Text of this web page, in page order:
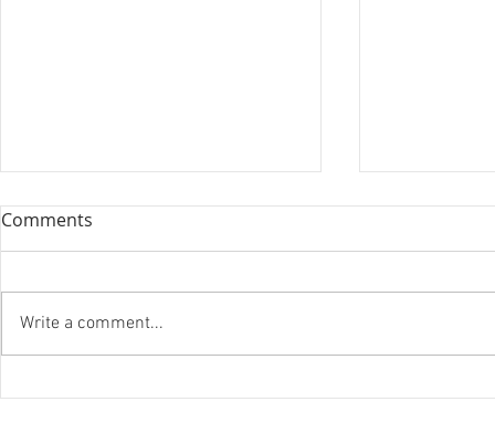
『笑う住宅
Comments
Write a comment...